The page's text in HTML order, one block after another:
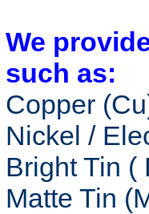
We
such as:
Copper
Nickel /
Bright Tin (
Matte Tin